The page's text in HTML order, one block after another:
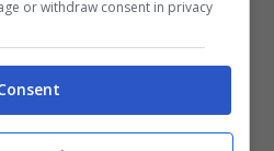
or withdraw consent in privacy